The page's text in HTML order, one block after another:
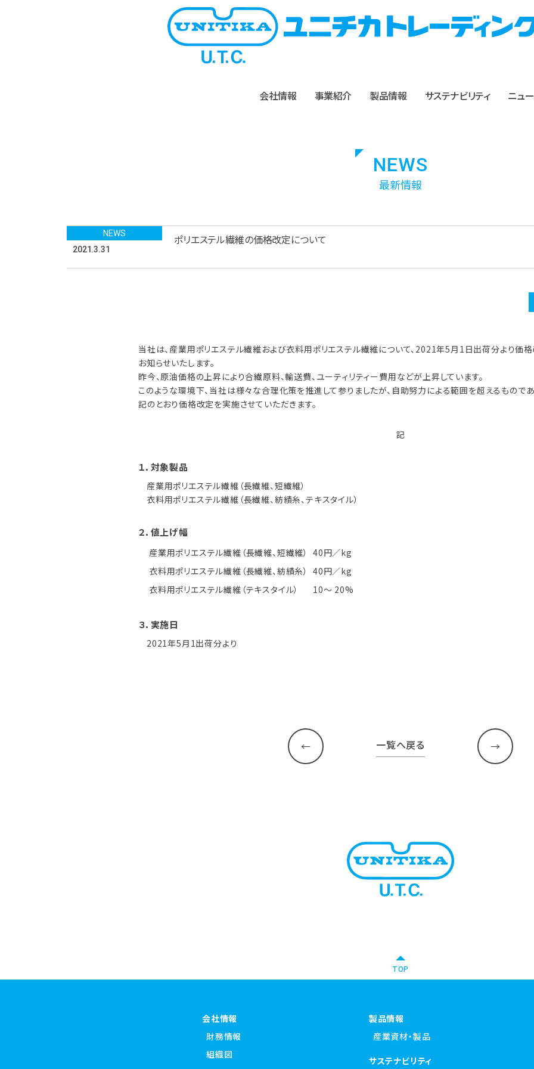
会社情報 事業紹介 製品情報 サステナビリティ ニュ
NEWS
最新情報
NEWS
2021.3.31
ポリエステル繊維の価格改定について
当社は、産業用ポリエステル繊維および衣料用ポリエステル繊維について、2021年5月1日出荷分より価
お知らせいたします。
昨今、原油価格の上昇により合繊原料、輸送費、ユーティリティー費用などが上昇しています。
このような環境下、当社は様々な合理化策を推進して参りましたが、自助努力による範囲を超えるもので
記のとおり価格改定を実施させていただきます。
記
１．対象製品
産業用ポリエステル繊維（長繊維、短繊維）
衣料用ポリエステル繊維（長繊維、紡績糸、テキスタイル）
２．値上げ幅
産業用ポリエステル繊維（長繊維、短繊維）
40円／kg
衣料用ポリエステル繊維（長繊維、紡績糸）
40円／kg
衣料用ポリエステル繊維（テキスタイル）
10～ 20%
３．実施日
2021年5月1出荷分より
一覧へ戻る
TOP
会社情報
財務情報
組織図
製品情報
産業資材・製品
サステナビリティ